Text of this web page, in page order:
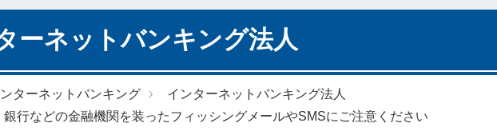
ーネットバンキング法人
ターネットバンキング
インターネットバンキング法人
銀行などの金融機関を装ったフィッシングメールやSMSにご注意ください